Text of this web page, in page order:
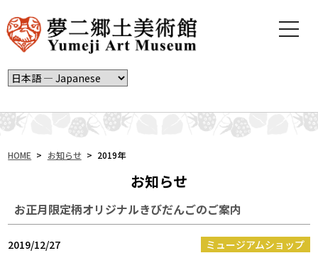
t
n
o
n
HOME > お知らせ > 2019年
お知らせ
お正月限定柄オリジナルきびだんごのご案内
2019/12/27 ミュージアムショップ